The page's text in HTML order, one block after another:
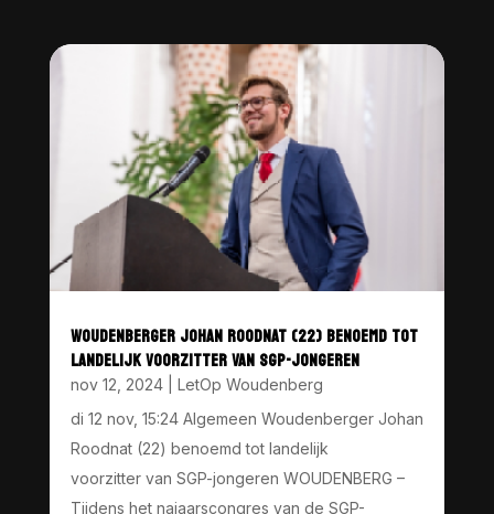
WOUDENBERGER JOHAN ROODNAT (22) BENOEMD TOT
LANDELIJK VOORZITTER VAN SGP-JONGEREN
nov 12, 2024| LetOp Woudenberg
di 12 nov, 15:24 Algemeen Woudenberger Johan
Roodnat (22) benoemd tot landelijk
voorzitter van SGP-jongeren WOUDENBERG –
Tijdens het najaarscongres van de SGP-